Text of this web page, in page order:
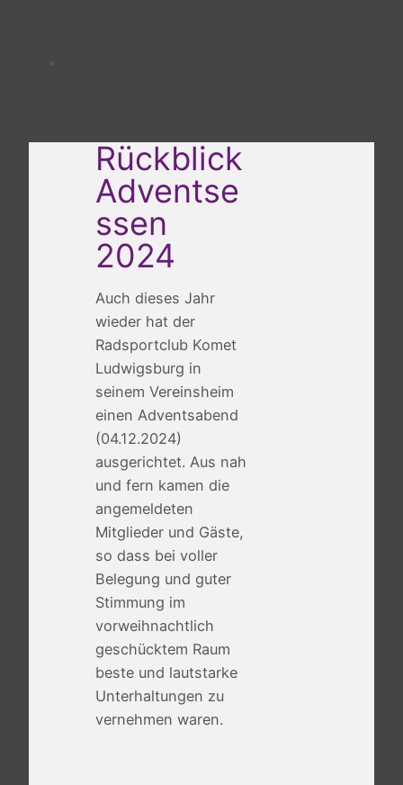
Rückblick
Adventse
ssen
2024
Auch dieses Jahr
wieder hat der
Radsportclub Komet
Ludwigsburg in
seinem Vereinsheim
einen Adventsabend
(04.12.2024)
ausgerichtet. Aus nah
und fern kamen die
angemeldeten
Mitglieder und Gäste,
so dass bei voller
Belegung und guter
Stimmung im
vorweihnachtlich
geschücktem Raum
beste und lautstarke
Unterhaltungen zu
vernehmen waren.